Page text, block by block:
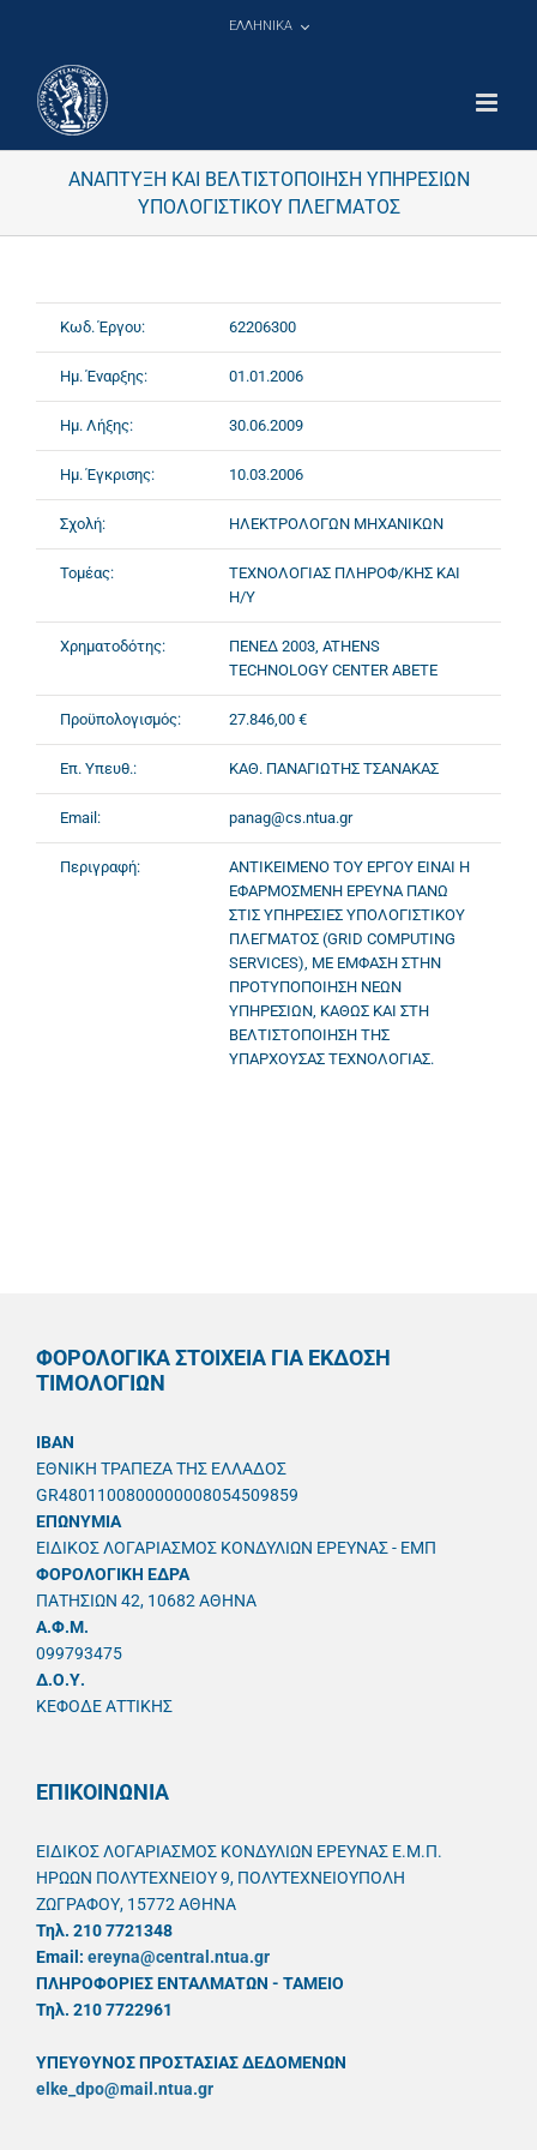
ΕΛΛΗΝΙΚΑ
ΑΝΑΠΤΥΞΗ ΚΑΙ ΒΕΛΤΙΣΤΟΠΟΙΗΣΗ ΥΠΗΡΕΣΙΩΝ
ΥΠΟΛΟΓΙΣΤΙΚΟΥ ΠΛΕΓΜΑΤΟΣ
Κωδ. Έργου: 62206300
Ημ. Έναρξης: 01.01.2006
Ημ. Λήξης: 30.06.2009
Ημ. Έγκρισης: 10.03.2006
Σχολή: ΗΛΕΚΤΡΟΛΟΓΩΝ ΜΗΧΑΝΙΚΩΝ
Τομέας:
ΤΕΧΝΟΛΟΓΙΑΣ ΠΛΗΡΟΦ/ΚΗΣ ΚΑΙ
Η/Υ
Χρηματοδότης:
ΠΕΝΕΔ 2003, ATHENS
TECHNOLOGY CENTER ABETE
Προϋπολογισμός: 27.846,00 €
Επ. Υπευθ.: ΚΑΘ. ΠΑΝΑΓΙΩΤΗΣ ΤΣΑΝΑΚΑΣ
Email: panag@cs.ntua.gr
Περιγραφή:
ΑΝΤΙΚΕΙΜΕΝΟ ΤΟΥ ΕΡΓΟΥ ΕΙΝΑΙ Η
ΕΦΑΡΜΟΣΜΕΝΗ ΕΡΕΥΝΑ ΠΑΝΩ
ΣΤΙΣ ΥΠΗΡΕΣΙΕΣ ΥΠΟΛΟΓΙΣΤΙΚΟΥ
ΠΛΕΓΜΑΤΟΣ (GRID COMPUTING
SERVICES), ΜΕ ΕΜΦΑΣΗ ΣΤΗΝ
ΠΡΟΤΥΠΟΠΟΙΗΣΗ ΝΕΩΝ
ΥΠΗΡΕΣΙΩΝ, ΚΑΘΩΣ ΚΑΙ ΣΤΗ
ΒΕΛΤΙΣΤΟΠΟΙΗΣΗ ΤΗΣ
ΥΠΑΡΧΟΥΣΑΣ ΤΕΧΝΟΛΟΓΙΑΣ.
ΦΟΡΟΛΟΓΙΚΑ ΣΤΟΙΧΕΙΑ ΓΙΑ ΕΚΔΟΣΗ
ΤΙΜΟΛΟΓΙΩΝ
IBAN
ΕΘΝΙΚΗ ΤΡΑΠΕΖΑ ΤΗΣ ΕΛΛΑΔΟΣ
GR4801100800000008054509859
ΕΠΩΝΥΜΙΑ
ΕΙΔΙΚΟΣ ΛΟΓΑΡΙΑΣΜΟΣ ΚΟΝΔΥΛΙΩΝ ΕΡΕΥΝΑΣ - ΕΜΠ
ΦΟΡΟΛΟΓΙΚΗ ΕΔΡΑ
ΠΑΤΗΣΙΩΝ 42, 10682 ΑΘΗΝΑ
A.Φ.Μ.
099793475
Δ.Ο.Υ.
ΚΕΦΟΔΕ ΑΤΤΙΚΗΣ
ΕΠΙΚΟΙΝΩΝΙΑ
ΕΙΔΙΚΟΣ ΛΟΓΑΡΙΑΣΜΟΣ ΚΟΝΔΥΛΙΩΝ ΕΡΕΥΝΑΣ Ε.Μ.Π.
ΗΡΩΩΝ ΠΟΛΥΤΕΧΝΕΙΟΥ 9, ΠΟΛΥΤΕΧΝΕΙΟΥΠΟΛΗ
ΖΩΓΡΑΦΟΥ, 15772 ΑΘΗΝΑ
Τηλ. 210 7721348
Email: ereyna@central.ntua.gr
ΠΛΗΡΟΦΟΡΙΕΣ ΕΝΤΑΛΜΑΤΩΝ - ΤΑΜΕΙΟ
Τηλ. 210 7722961
ΥΠΕΥΘYΝΟΣ ΠΡΟΣΤΑΣΙΑΣ ΔΕΔΟΜΕΝΩΝ
elke_dpo@mail.ntua.gr